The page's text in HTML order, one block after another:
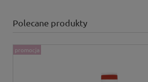
Polecane produkty
promocja